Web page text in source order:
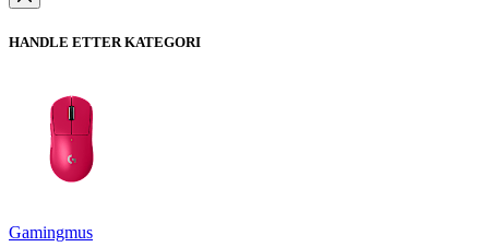
HANDLE ETTER KATEGORI
Gamingmus